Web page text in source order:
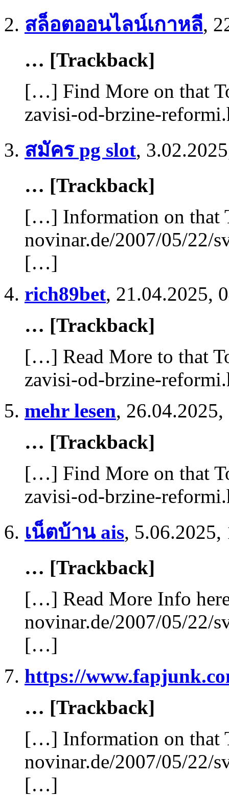
สล็อตออนไลน์เกาหลี,
… [Trackback]
[…] Find More on that
zavisi-od-brzine-
สมัคร pg slot,
… [Trackback]
[…] Information on that
novinar.de/2007/05/22/
[…]
rich89bet, 21.04.2025,
… [Trackback]
[…] Read More to that
zavisi-od-brzine-
mehr lesen,
… [Trackback]
[…] Find More on that
zavisi-od-brzine-
เน็ตบ้าน ais, 5.06.2025,
… [Trackback]
[…] Read More Info
novinar.de/2007/05/22/
[…]
https://
… [Trackback]
[…] Information on that
novinar.de/2007/05/22/
[…]